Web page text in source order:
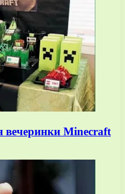
вечеринки Minecraft